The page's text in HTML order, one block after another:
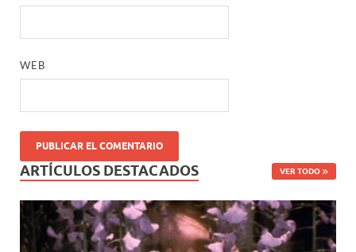
WEB
ARTÍCULOS DESTACADOS VER TODO